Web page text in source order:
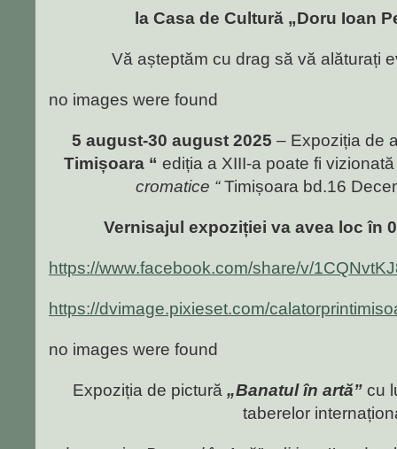
la Casa de Cultură „Doru Ioan
Vă așteptăm cu drag să vă alăturați
no images were found
5 august-30 august 2025 – Expoziția de
Timișoara “ ediția a XIII-a poate fi
cromatice “Timișoara bd.16
Vernisajul expoziției va avea loc în
https://www.facebook.com/share/v/
https://dvimage.pixieset.com/
no images were found
Expoziția de pictură „Banatul în artă”cu
taberelor